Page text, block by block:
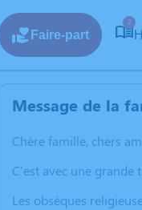
Faire-part
2
Message de la
Chère famille, chers
C'est avec une grande
Les obsèques